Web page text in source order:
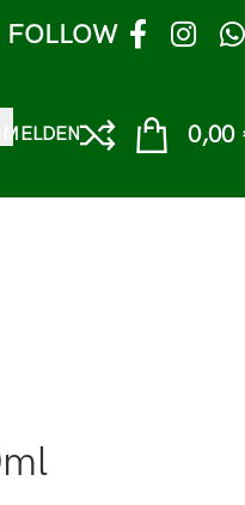
FOLLOW
0,00